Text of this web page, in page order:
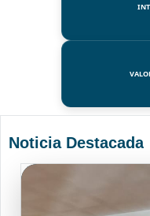
Noticia Destacada